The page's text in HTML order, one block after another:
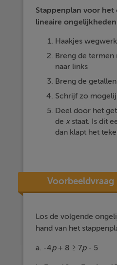
Stappenplan voor het
lineaire
Haakjes
Breng de termen
naar links
Breng de
Schrijf zo
Deel door het
de xstaat. Is dit
dan klapt het
Voorbeeldvraag
Los de volgende
hand van het
a. -4p+ 8 ≥ 7p- 5